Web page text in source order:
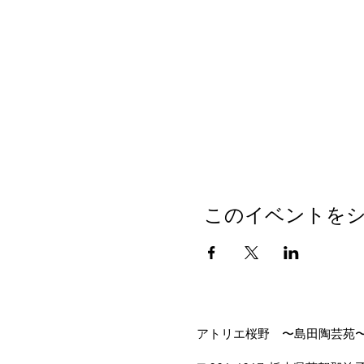
このイベントを
アトリエ桜野 〜島田陶芸苑